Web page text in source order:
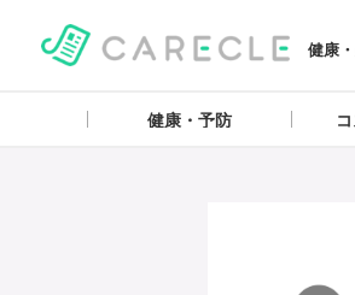
健康
健康・予防